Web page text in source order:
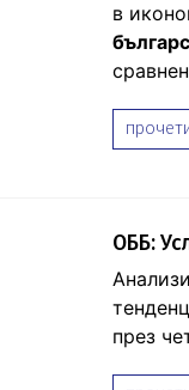
в
ОББ:
през